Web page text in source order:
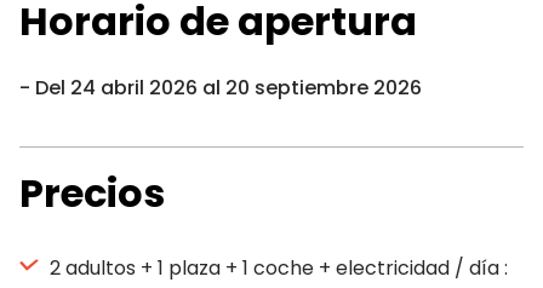
Horario de apertura
Del 24 abril 2026 al 20 septiembre 2026
Precios
2 adultos + 1 plaza + 1 coche + electricidad / día :